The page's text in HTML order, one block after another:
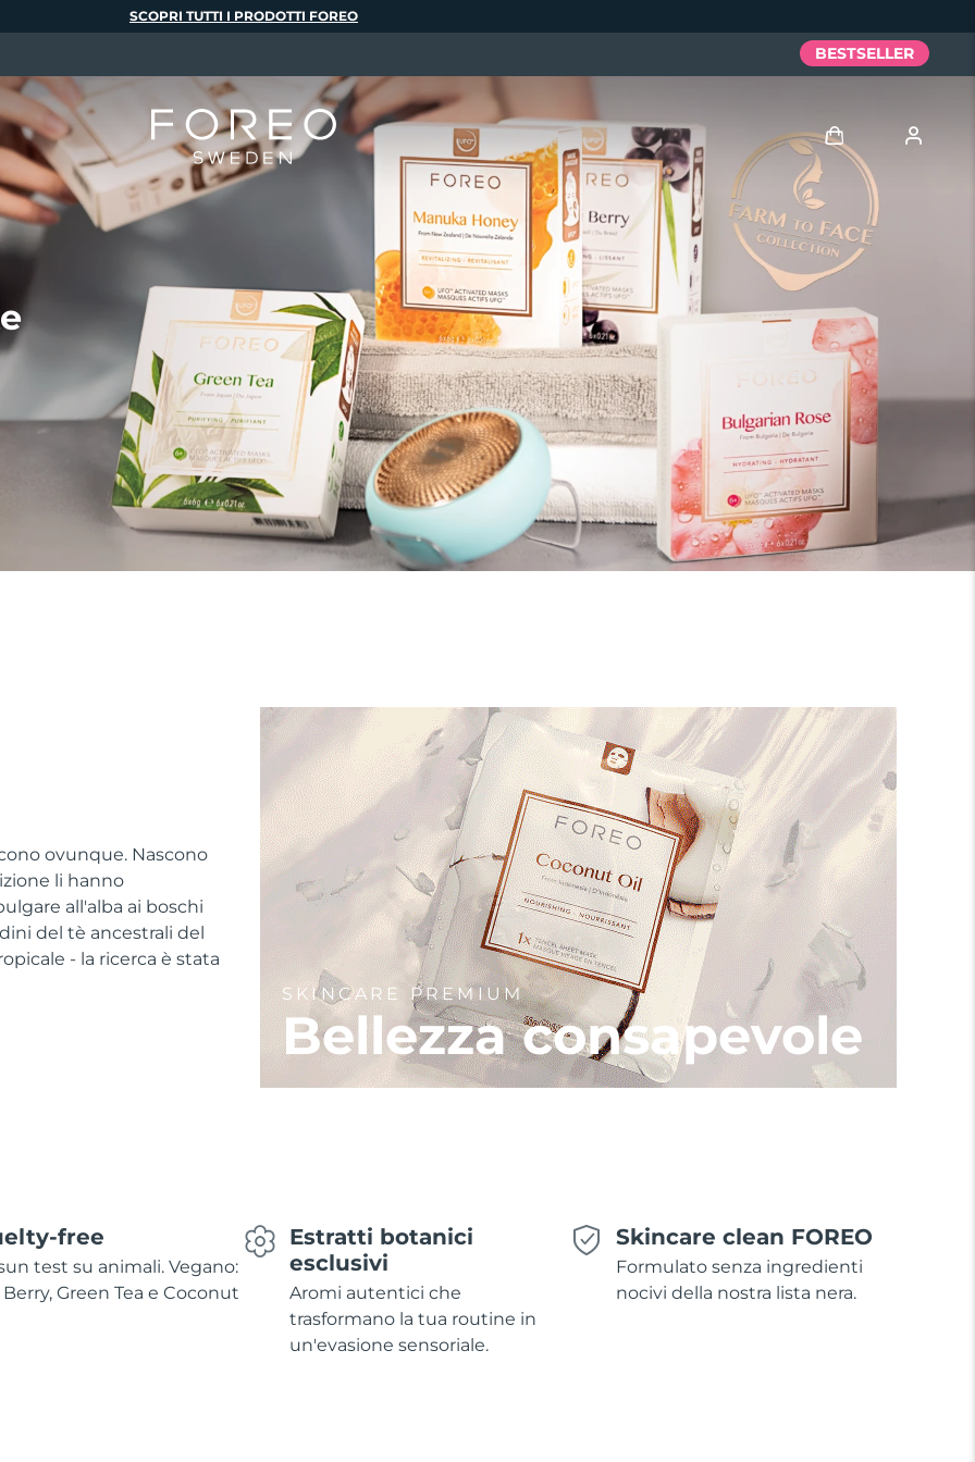
ovunque. Nascono
li hanno
all'alba ai boschi
del tè ancestrali del
- la ricerca è stata
SKINCARE PREMIUM
Bellezza consapevole
free
test su animali. Vegano:
Berry, Green Tea e Coconut
Estratti botanici
esclusivi
Aromi autentici che
trasformano la tua routine in
un'evasione sensoriale.
Skincare clean FOREO
Formulato senza ingredienti
nocivi della nostra lista nera.
SCOPRI TUTTI I PRODOTTI FOREO
BESTSELLER
Profilo utente
I miei dispositivi
I miei ordini
I miei indirizzi
I miei abbonamenti